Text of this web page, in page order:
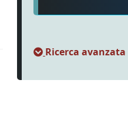
Ricerca avanzata